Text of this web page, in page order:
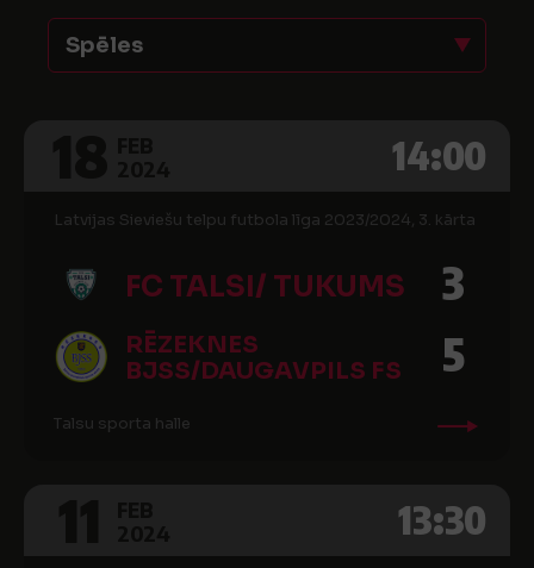
Spēles
14:00
Latvijas Sieviešu telpu futbola līga 2023/2024, 3. kārta
FC TALSI/ TUKUMS 3
RĒZEKNES
BJSS/DAUGAVPILS FS
5
Talsu sporta halle
13:30